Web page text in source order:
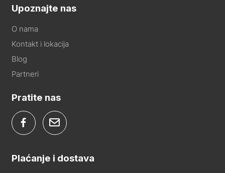
Upoznajte nas
O nama
Kontakt i lokacija
Blog
Partneri
Pratite nas
Plaćanje i dostava